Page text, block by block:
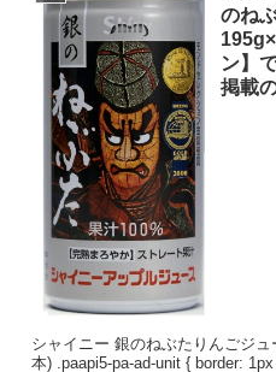
のね
ン】
掲載
シャイニー 銀のねぶたりんごジ
本) .paapi5-pa-ad-unit { border: